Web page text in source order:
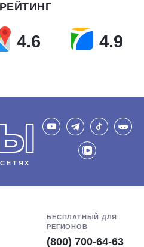
4.6 4.9
БЕСПЛАТНЫЙ ДЛЯ
РЕГИОНОВ
(800) 700-64-63